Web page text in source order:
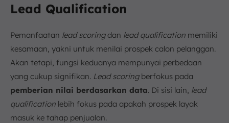
Lead Qualification
Pemanfaatan lead scoringdan lead qualification memiliki
kesamaan, yakni untuk menilai prospek calon pelanggan.
Akan tetapi, fungsi keduanya mempunyai perbedaan
yang cukup signifikan. Lead scoringberfokus pada
pemberian nilai berdasarkan data. Di sisi lain, lead
qualification lebih fokus pada apakah prospek layak
masuk ke tahap penjualan.